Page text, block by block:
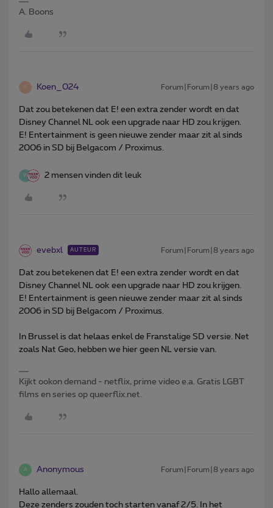
A. Boons
K Koen_024 Forum|Forum|8 years ago
Dat zou betekenen dat E! een extra zender wordt en dat
Disney Channel NL ook een upgrade naar HD zou krijgen.
E! Entertainment is geen nieuwe zender maar zit al sinds
2006 in SD bij Belgacom / Proximus.
W 2 mensen vinden dit leuk
evebxl AUTEUR Forum|Forum|8 years ago
Dat zou betekenen dat E! een extra zender wordt en dat
Disney Channel NL ook een upgrade naar HD zou krijgen.
E! Entertainment is geen nieuwe zender maar zit al sinds
2006 in SD bij Belgacom / Proximus.
In Brussel is dat helaas enkel de Franstalige SD versie. Net
zoals Nat Geo, hebben we hier geen NL versie van.
Kijkt ookon demand - netflix, prime video e.a. Gratis LGBT
films en series op queerflix.net.
A Anonymous Forum|Forum|8 years ago
Hallo allemaal.
Deze zenders zouden toch starten vanaf 2/5. In het